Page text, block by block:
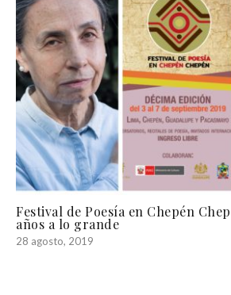
Festival de Poesía en Chepén
años a lo grande
28 agosto, 2019